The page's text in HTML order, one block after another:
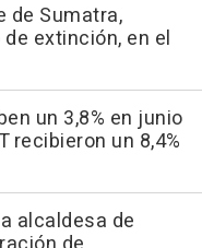
de Sumatra,
extinción, en el
un 3,8% en junio
recibieron un 8,4%
alcaldesa de